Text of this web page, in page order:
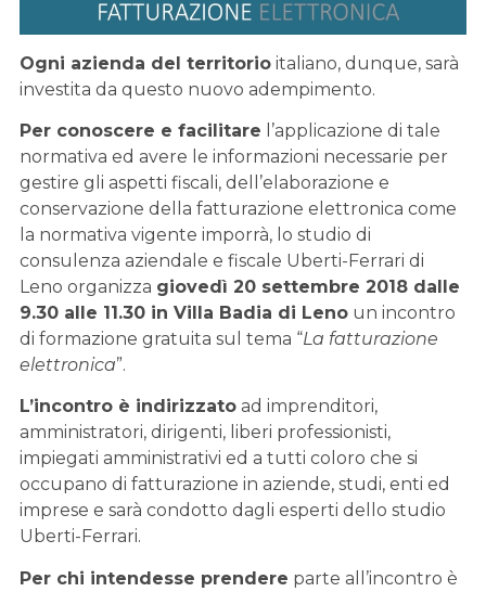
Ogni azienda del territorioitaliano, dunque, sarà
investita da questo nuovo adempimento.
Per conoscere e facilitare l’applicazione di tale
normativa ed avere le informazioni necessarie per
gestire gli aspetti fiscali, dell’elaborazione e
conservazione della fatturazione elettronica come
la normativa vigente imporrà, lo studio di
consulenza aziendale e fiscale Uberti-Ferrari di
Leno organizza giovedì 20 settembre 2018 dalle
9.30 alle 11.30 in Villa Badia di Lenoun incontro
di formazione gratuita sul tema “La fatturazione
elettronica”.
L’incontro è indirizzatoad imprenditori,
amministratori, dirigenti, liberi professionisti,
impiegati amministrativi ed a tutti coloro che si
occupano di fatturazione in aziende, studi, enti ed
imprese e sarà condotto dagli esperti dello studio
Uberti-Ferrari.
Per chi intendesse prendere parte all’incontro è